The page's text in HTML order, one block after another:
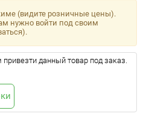
(видите розничные цены).
нужно войти под своим
данный товар под заказ.